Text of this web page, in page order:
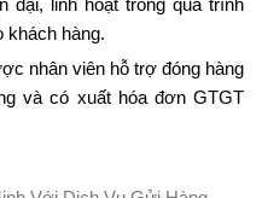
đại, linh hoạt trong quá trình
khách hàng.
nhân viên hỗ trợ đóng hàng
và có xuất hóa đơn GTGT